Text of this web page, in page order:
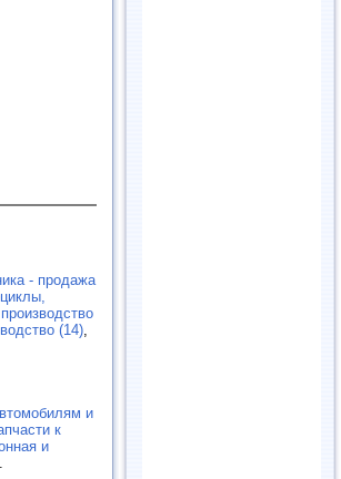
- продажа
(14),
и
к
и
.